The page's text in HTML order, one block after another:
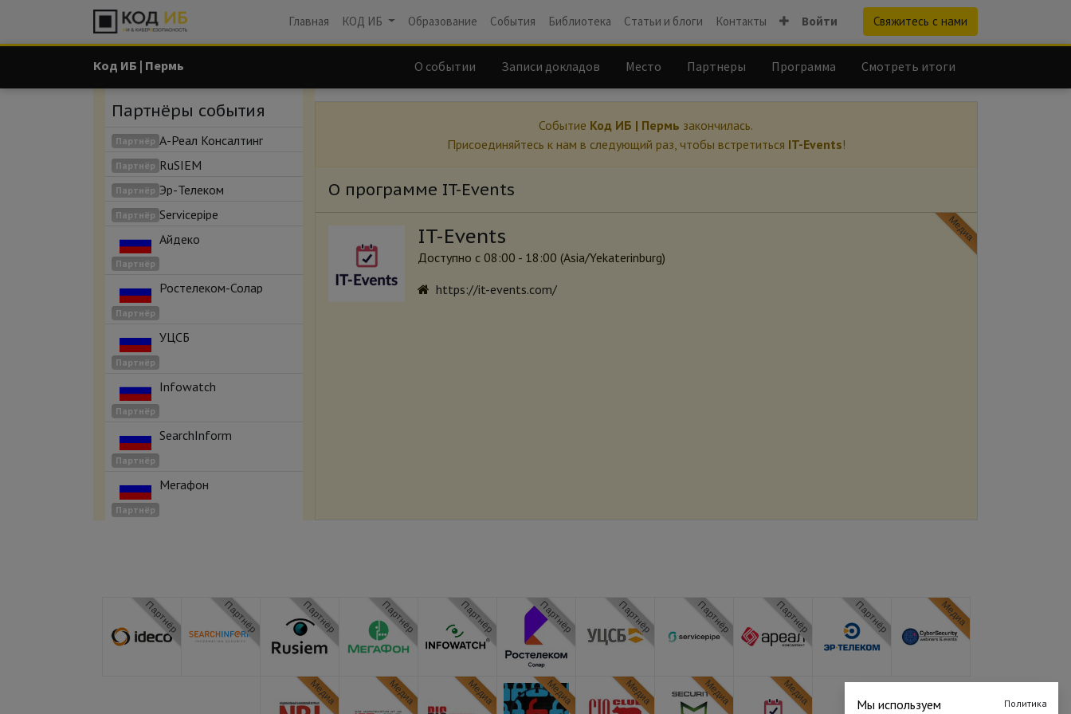
Главная КОД ИБ Образование События Библиотека Статьи и блоги Контакты Войти Свяжитесь с нами
Код ИБ | Пермь О событии Записи докладов Место Партнеры Программа Смотреть итоги
Партнёры события
Партнёр А-Реал Консалтинг
Партнёр RuSIEM
Партнёр Эр-Телеком
Партнёр Servicepipe
Партнёр
Айдеко
Партнёр
Ростелеком-Солар
Партнёр
УЦСБ
Партнёр
Infowatch
Партнёр
SearchInform
Партнёр
Мегафон
Событие Код ИБ | Пермь закончилась.
Присоединяйтесь к нам в следующий раз, чтобы встретиться IT-Events!
О программе IT-Events
IT-Events Медиа
Доступно с 08:00 - 18:00 (Asia/Yekaterinburg)
https://it-events.com/
Партнёр Партнёр Партнёр Партнёр Партнёр Партнёр Партнёр Партнёр Партнёр Партнёр Медиа
Медиа Медиа Медиа Медиа Медиа Медиа Медиа Мы используем
Политика